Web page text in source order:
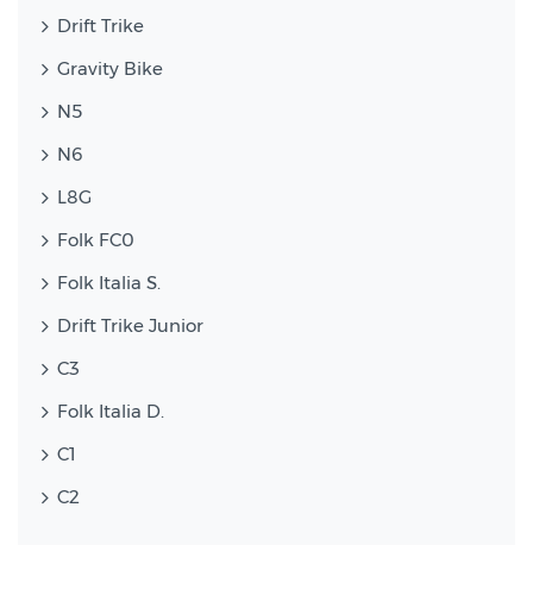
Drift Trike
Gravity Bike
N5
N6
L8G
Folk FC0
Folk Italia S.
Drift Trike Junior
C3
Folk Italia D.
C1
C2